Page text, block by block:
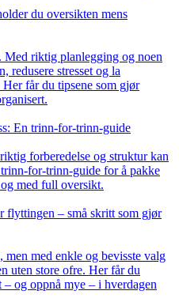
du oversikten mens
riktig planlegging og noen
redusere stresset og la
får du tipsene som gjør
En trinn-for-trinn-guide
forberedelse og struktur kan
for-trinn-guide for å pakke
med full oversikt.
flyttingen – små skritt som gjør
med enkle og bevisste valg
uten store ofre. Her får du
– og oppnå mye – i hverdagen